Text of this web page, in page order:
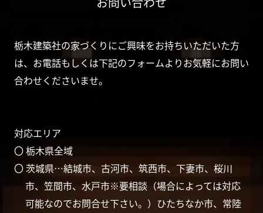
栃木建築社の家づくりにご興味をお持ちいただいた方
は、お電話もしくは下記のフォームよりお気軽にお問い
合わせくださいませ。
対応エリア
〇 栃木県全域
〇 茨城県…結城市、古河市、筑西市、下妻市、桜川
市、笠間市、水戸市※要相談（場合によっては対応
可能なのでお問合せ下さい。）ひたちなか市、常陸